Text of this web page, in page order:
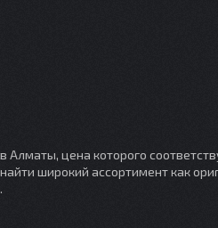
цена которого
широкий ассортимент как